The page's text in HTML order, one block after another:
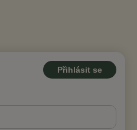
Přihlásit se